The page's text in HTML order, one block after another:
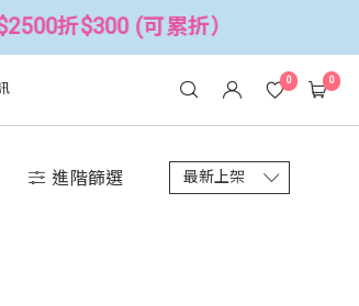
折$300 (可累折）
0 0
進階篩選